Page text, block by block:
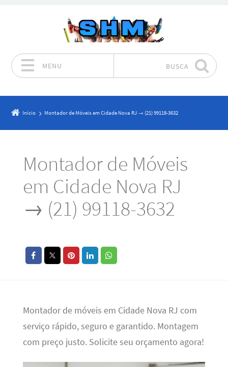
MENU BUSCA
Início Montador de Móveis em Cidade Nova RJ → (21) 99118-3632
Montador de Móveis
em Cidade Nova RJ
→ (21) 99118-3632
Montador de móveis em Cidade Nova RJ com
serviço rápido, seguro e garantido. Montagem
com preço justo. Solicite seu orçamento agora!